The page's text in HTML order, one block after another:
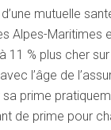
mutuelle
Alpes-
% plus cher
l’âge de
prime
de prime pour